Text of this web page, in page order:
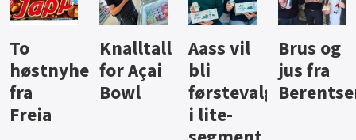
Knalltall
for Açai
Bowl
Aass vil
bli
førstevalg
Brus og
jus fra
Berentsen
Hard
iste fra
Hansa